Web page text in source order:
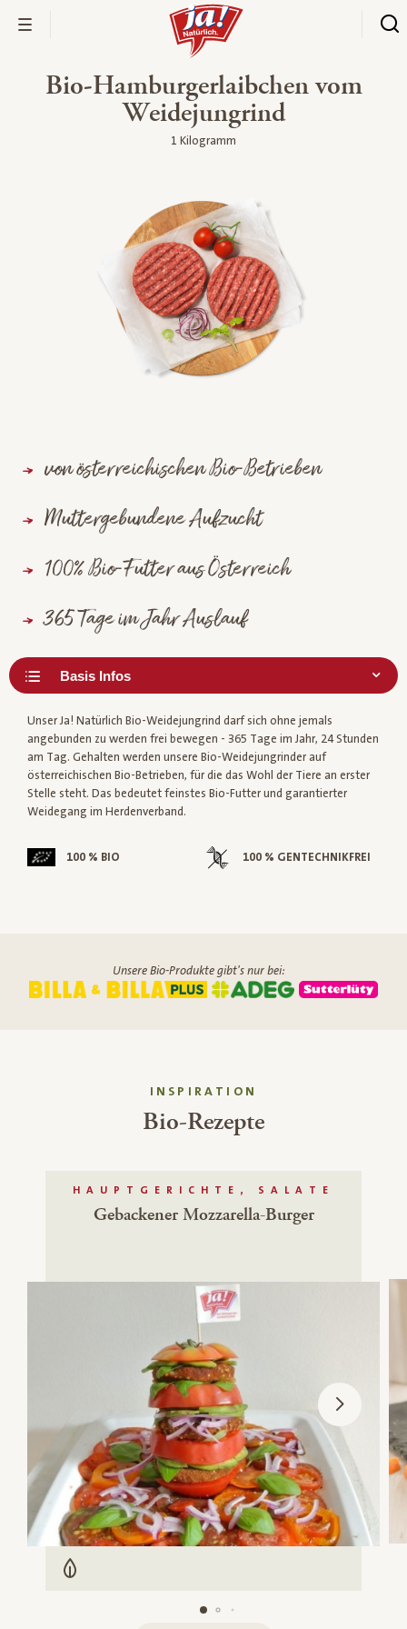
Bio-Hamburgerlaibchen vom
Weidejungrind
1 Kilogramm
von österreichischen Bio-Betrieben
Muttergebundene Aufzucht
100% Bio-Futter aus Österreich
365 Tage im Jahr Auslauf
Unser Ja! Natürlich Bio-Weidejungrind darf sich ohne jemals
angebunden zu werden frei bewegen - 365 Tage im Jahr, 24 Stunden
am Tag. Gehalten werden unsere Bio-Weidejungrinder auf
österreichischen Bio-Betrieben, für die das Wohl der Tiere an erster
Stelle steht. Das bedeutet feinstes Bio-Futter und garantierter
Weidegang im Herdenverband.
100 % BIO 100 % GENTECHNIKFREI
Unsere Bio-Produkte gibt's nur bei:
INSPIRATION
Bio-Rezepte
HAUPTGERICHTE, SALATE
Gebackener Mozzarella-Burger
Vegetarisch